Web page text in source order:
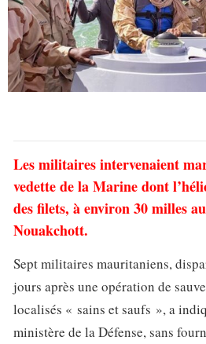
Les militaires intervenaient
vedette de la Marine dont
des filets, à environ 30 milles
Nouakchott.
Sept militaires mauritaniens,
jours après une opération de
localisés « sains et saufs », a
ministère de la Défense, sans